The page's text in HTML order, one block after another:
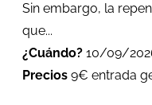
Sin embargo, la
que...
¿Cuándo? 10/09/
Precios 9€ entrada